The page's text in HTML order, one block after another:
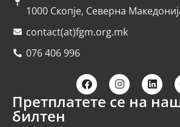
1000 Скопје, Северна
contact(at)fgm.org.mk
076 406 996
Претплатете се на
билтен